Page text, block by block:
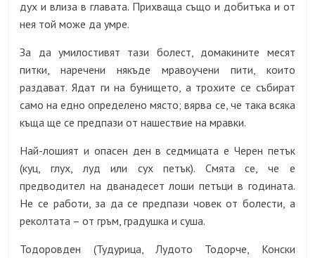
дух и влиза в главата. Прихваща също и добитъка и от
нея той може да умре.
За да умилостивят тази болест, домакините месят
питки, наречени някъде мравоучени пити, които
раздават. Ядат ги на бунището, а трохите се събират
само на едно определено място; вярва се, че така всяка
къща ще се предпази от нашествие на мравки.
Най-лошият и опасен ден в седмицата е Черен петък
(куц, глух, луд или сух петък). Смята се, че е
предводител на дванадесет лоши петъци в годината.
Не се работи, за да се предпази човек от болести, а
реколтата – от гръм, градушка и суша.
Тодоровден (Тудурица, Лудото Тодорче, Конски